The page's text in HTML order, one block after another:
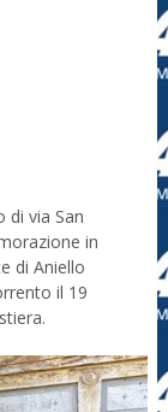
di via San
in
di Aniello
il 19